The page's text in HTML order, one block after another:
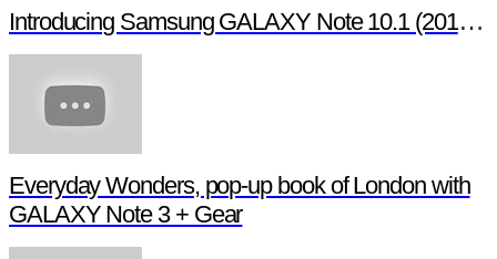
Introducing Samsung GALAXY Note 10.1 (2014 Edition)
Everyday Wonders, pop-up book of London with
GALAXY Note 3 + Gear